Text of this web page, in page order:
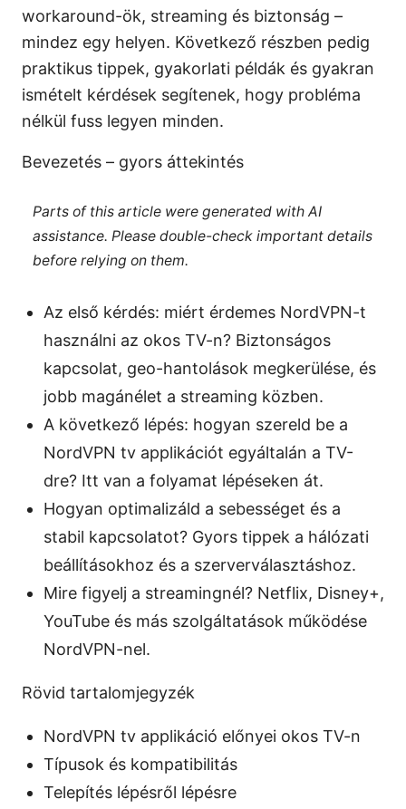
workaround-ök, streaming és biztonság –
mindez egy helyen. Következő részben pedig
praktikus tippek, gyakorlati példák és gyakran
ismételt kérdések segítenek, hogy probléma
nélkül fuss legyen minden.
Bevezetés – gyors áttekintés
Parts of this article were generated with AI
assistance. Please double-check important details
before relying on them.
Az első kérdés: miért érdemes NordVPN-t
használni az okos TV-n? Biztonságos
kapcsolat, geo-hantolások megkerülése, és
jobb magánélet a streaming közben.
A következő lépés: hogyan szereld be a
NordVPN tv applikációt egyáltalán a TV-
dre? Itt van a folyamat lépéseken át.
Hogyan optimalizáld a sebességet és a
stabil kapcsolatot? Gyors tippek a hálózati
beállításokhoz és a szerverválasztáshoz.
Mire figyelj a streamingnél? Netflix, Disney+,
YouTube és más szolgáltatások működése
NordVPN-nel.
Rövid tartalomjegyzék
NordVPN tv applikáció előnyei okos TV-n
Típusok és kompatibilitás
Telepítés lépésről lépésre